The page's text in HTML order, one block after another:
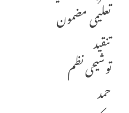
تعلیمی مضمون
تنقید
توشیحی نظم
حمد